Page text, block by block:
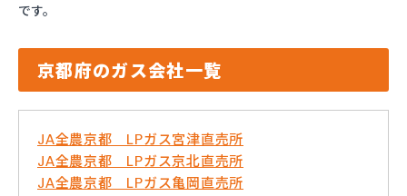
です。
京都府のガス会社一覧
JA全農京都 LPガス宮津直売所
JA全農京都 LPガス京北直売所
JA全農京都 LPガス亀岡直売所